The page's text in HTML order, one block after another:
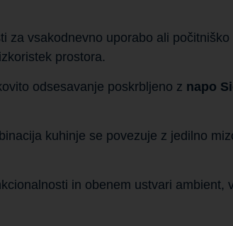
vsakodnevno uporabo ali
prostora.
odsesavanje poskrbljeno z napo
kuhinje se povezuje z jedilno
in obenem ustvari